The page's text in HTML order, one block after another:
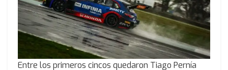
Entre los primeros cincos quedaron Tiago Pernía